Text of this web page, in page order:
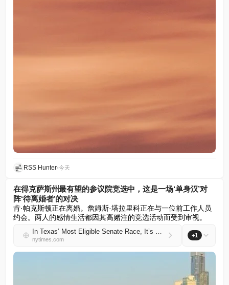
RSS Hunter•今天
在得克萨斯州最有望的参议院竞选中，这是一场‘单身汉’对
阵‘待离婚者’的对决
肯·帕克斯顿正在离婚。詹姆斯·塔拉里科正在与一位前工作人员
约会。两人的感情生活都因其高赌注的竞选活动而受到审视。
In Texas’ Most Eligible Senate Race, It’s Bachelor vs. Divorcé-to-Be
nytimes.com
+1